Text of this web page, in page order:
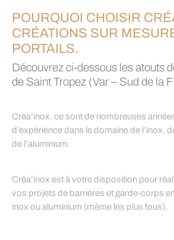
POURQUOI CHOISIR
CRÉATIONS SUR
PORTAILS.
Découvrez ci-dessous les atouts
de Saint Tropez (Var – Sud de la
Créa’inox, ce sont de nombreuses
d’expérience dans le domaine de l’inox,
de l’aluminium.
Créa’inox est à votre disposition pour
vos projets de barrières et garde-corps
inox ou aluminium (même les plus fous).